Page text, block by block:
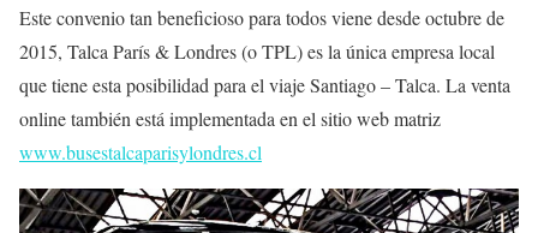
Este convenio tan beneficioso para todos viene desde octubre de
2015, Talca París & Londres (o TPL) es la única empresa local
que tiene esta posibilidad para el viaje Santiago – Talca. La venta
online también está implementada en el sitio web matriz
www.busestalcaparisylondres.cl